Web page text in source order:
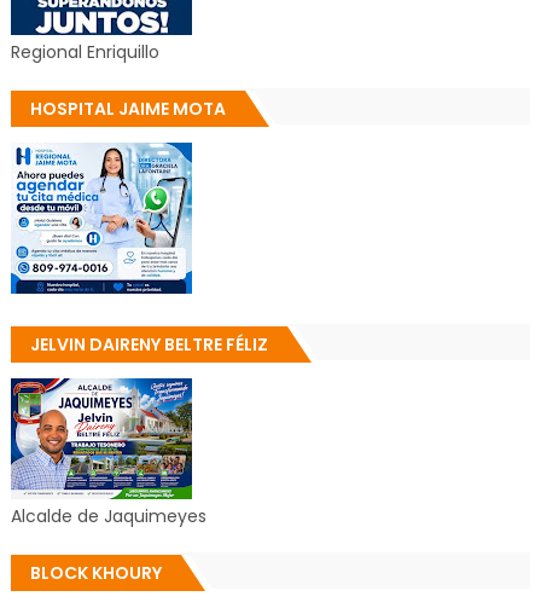
Regional Enriquillo
HOSPITAL JAIME MOTA
JELVIN DAIRENY BELTRE FÉLIZ
Alcalde de Jaquimeyes
BLOCK KHOURY